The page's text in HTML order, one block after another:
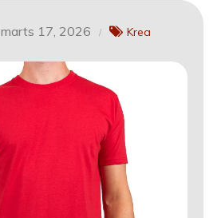
marts 17, 2026 Krea